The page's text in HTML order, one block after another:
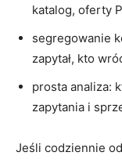
katalog, oferty
segregowanie
zapytał, kto
prosta analiza:
zapytania i
Jeśli codziennie